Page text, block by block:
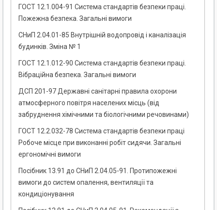
ГОСТ 12.1.004-91 Система стандартів безпеки праці.
Пожежна безпека. Загальні вимоги
СНиП 2.04.01-85 Внутрішній водопровід і каналізація
будинків. Зміна № 1
ГОСТ 12.1.012-90 Система стандартів безпеки праці.
Вібраційна безпека. Загальні вимоги
ДСП 201-97 Державні санітарні правила охорони
атмосферного повітря населених місць (від
забруднення хімічними та біологічними речовинами)
ГОСТ 12.2.032-78 Система стандартів безпеки праці
Робоче місце при виконанні робіт сидячи. Загальні
ергономічні вимоги
Посібник 13.91 до СНиП 2.04.05-91. Протипожежні
вимоги до систем опалення, вентиляції та
кондиціонування